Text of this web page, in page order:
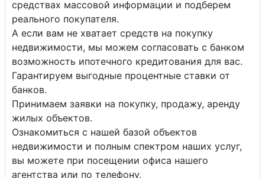
средствах массовой информации и подберем
реального покупателя.
А если вам не хватает средств на покупку
недвижимости, мы можем согласовать с банком
возможность ипотечного кредитования для вас.
Гарантируем выгодные процентные ставки от
банков.
Принимаем заявки на покупку, продажу, аренду
жилых объектов.
Ознакомиться с нашей базой объектов
недвижимости и полным спектром наших услуг,
вы можете при посещении офиса нашего
агентства или по телефону.